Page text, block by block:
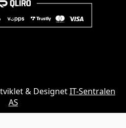
& DesignetIT-Sentralen
AS